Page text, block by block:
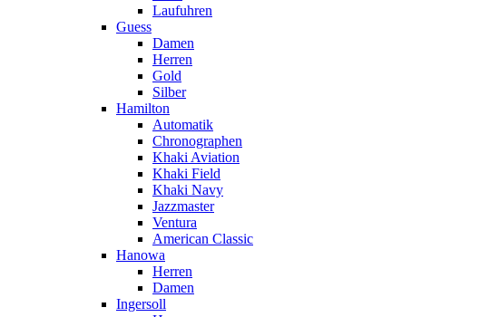
Laufuhren
Guess
Damen
Herren
Gold
Silber
Hamilton
Automatik
Chronographen
Khaki Aviation
Khaki Field
Khaki Navy
Jazzmaster
Ventura
American Classic
Hanowa
Herren
Damen
Ingersoll